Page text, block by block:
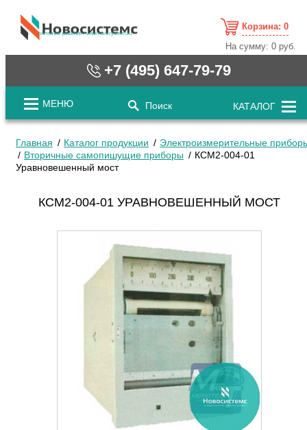
cистемные решения / www.novosystems.ru
Корзина: 0
На сумму:0 руб.
+7 (495) 647-79-79
МЕНЮ Поиск КАТАЛОГ
Главная Каталог продукции
Электроизмерительные
Вторичные самопишущие приборы
КСМ2-004-01
Уравновешенный мост
КСМ2-004-01 УРАВНОВЕШЕННЫЙ МОСТ